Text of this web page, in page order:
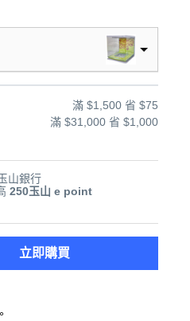
滿 $1,500 省 $75
滿 $31,000 省 $1,000
山銀行
250玉山 e point
立即購買